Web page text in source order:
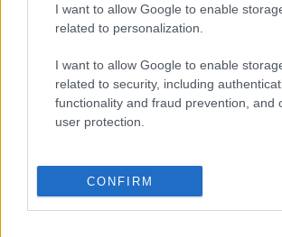
I want to allow Google to enable
related to personalization.
I want to allow Google to enable
related to security, including
functionality and fraud prevention, and
user protection.
CONFIRM
díszleteit és jelmezeit a
Kentaur tervezte. A Magyar
Forrás: MTI, Színház.hu, fotó: